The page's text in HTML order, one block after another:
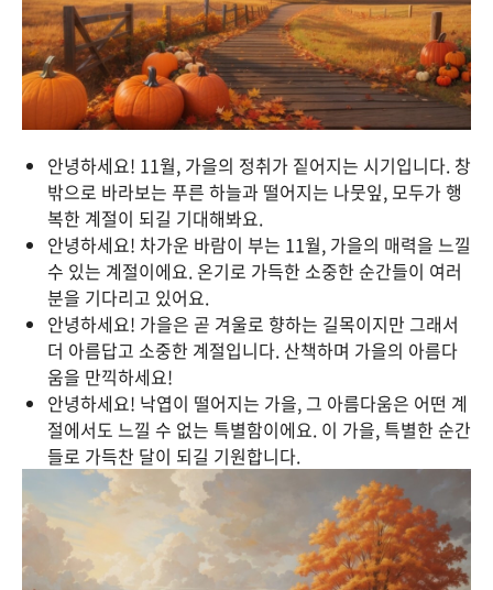
안녕하세요! 11월, 가을의 정취가 짙어지는 시기입니다. 창
밖으로 바라보는 푸른 하늘과 떨어지는 나뭇잎, 모두가 행
복한 계절이 되길 기대해봐요.
안녕하세요! 차가운 바람이 부는 11월, 가을의 매력을 느낄
수 있는 계절이에요. 온기로 가득한 소중한 순간들이 여러
분을 기다리고 있어요.
안녕하세요! 가을은 곧 겨울로 향하는 길목이지만 그래서
더 아름답고 소중한 계절입니다. 산책하며 가을의 아름다
움을 만끽하세요!
안녕하세요! 낙엽이 떨어지는 가을, 그 아름다움은 어떤 계
절에서도 느낄 수 없는 특별함이에요. 이 가을, 특별한 순간
들로 가득찬 달이 되길 기원합니다.